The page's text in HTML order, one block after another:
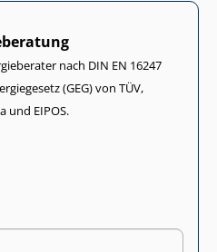
nach DIN EN 16247
(GEG) von TÜV,
und EIPOS.